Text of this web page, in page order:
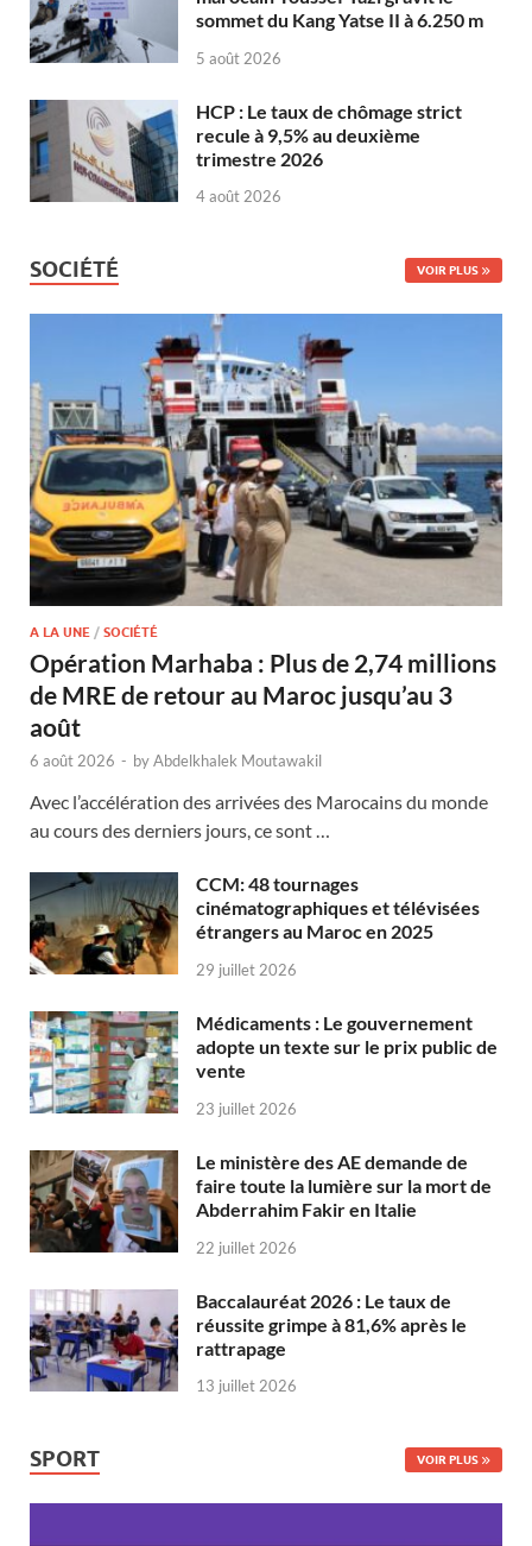
sommet du Kang Yatse II à 6.250 m
5 août 2026
HCP : Le taux de chômage strict
recule à 9,5% au deuxième
trimestre 2026
4 août 2026
SOCIÉTÉ VOIR PLUS
A LA UNE / SOCIÉTÉ
Opération Marhaba : Plus de 2,74 millions
de MRE de retour au Maroc jusqu’au 3
août
6 août 2026 - byAbdelkhalek Moutawakil
Avec l’accélération des arrivées des Marocains du monde
au cours des derniers jours, ce sont …
CCM: 48 tournages
cinématographiques et télévisées
étrangers au Maroc en 2025
29 juillet 2026
Médicaments : Le gouvernement
adopte un texte sur le prix public de
vente
23 juillet 2026
Le ministère des AE demande de
faire toute la lumière sur la mort de
Abderrahim Fakir en Italie
22 juillet 2026
Baccalauréat 2026 : Le taux de
réussite grimpe à 81,6% après le
rattrapage
13 juillet 2026
SPORT VOIR PLUS